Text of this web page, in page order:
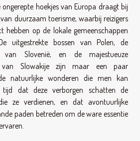
hoekjes van Europa draagt bij
duurzaam toerisme, waarbij reizigers
hebben op de lokale gemeenschappen
uitgestrekte bossen van Polen, de
van Slovenië, en de majestueuze
van Slowakije zijn maar een paar
natuurlijke wonderen die men kan
dat deze verborgen schatten de
ze verdienen, en dat avontuurlijke
paden betreden om de ware essentie